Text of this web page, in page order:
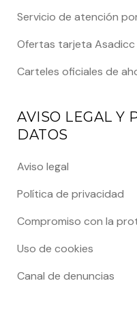
Servicio de atención
Ofertas tarjeta Asadicc
Carteles oficiales de
AVISO LEGAL Y
DATOS
Aviso legal
Política de privacidad
Compromiso con la
Uso de cookies
Canal de denuncias